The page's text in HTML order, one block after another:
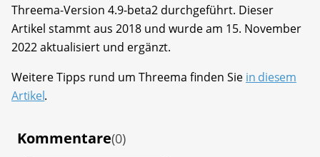
Threema-Version 4.9-beta2 durchgeführt. Dieser
Artikel stammt aus 2018 und wurde am 15. November
2022 aktualisiert und ergänzt.
Weitere Tipps rund um Threema finden Sie in diesem
Artikel.
Kommentare(0)